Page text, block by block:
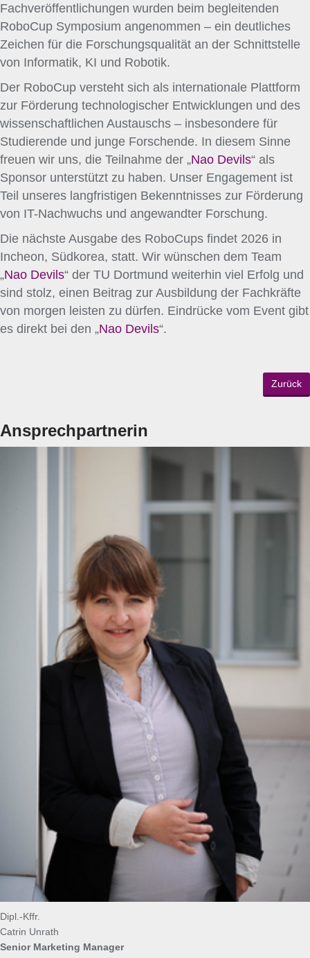
Fachveröffentlichungen wurden beim begleitenden
RoboCup Symposium angenommen – ein deutliches
Zeichen für die Forschungsqualität an der Schnittstelle
von Informatik, KI und Robotik.
Der RoboCup versteht sich als internationale Plattform
zur Förderung technologischer Entwicklungen und des
wissenschaftlichen Austauschs – insbesondere für
Studierende und junge Forschende. In diesem Sinne
freuen wir uns, die Teilnahme der „Nao Devils“ als
Sponsor unterstützt zu haben. Unser Engagement ist
Teil unseres langfristigen Bekenntnisses zur Förderung
von IT-Nachwuchs und angewandter Forschung.
Die nächste Ausgabe des RoboCups findet 2026 in
Incheon, Südkorea, statt. Wir wünschen dem Team
„Nao Devils“ der TU Dortmund weiterhin viel Erfolg und
sind stolz, einen Beitrag zur Ausbildung der Fachkräfte
von morgen leisten zu dürfen. Eindrücke vom Event gibt
es direkt bei den „Nao Devils“.
Zurück
Ansprechpartnerin
Dipl.-Kffr.
Catrin Unrath
Senior Marketing Manager